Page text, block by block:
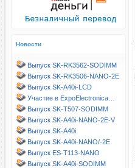
Новости
Выпуск SK-RK3562-SODIMM
Выпуск SK-RK3506-NANO-2E
Выпуск SK-A40i-LCD
Участие в ExpoElectronica…
Выпуск SK-T507-SODIMM
Выпуск SK-A40i-NANO-2E-V
Выпуск SK-A40i
Выпуск SK-A40i-NANO/-2E
Выпуск ES-T113-NANO
Выпуск SK-A40i-SODIMM